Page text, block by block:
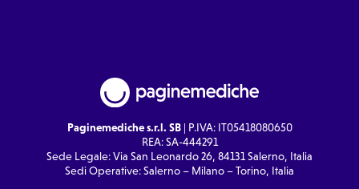
Paginemediche s.r.l. SB| P.IVA: IT05418080650
REA: SA-444291
Sede Legale: Via San Leonardo 26, 84131 Salerno, Italia
Sedi Operative: Salerno – Milano – Torino, Italia